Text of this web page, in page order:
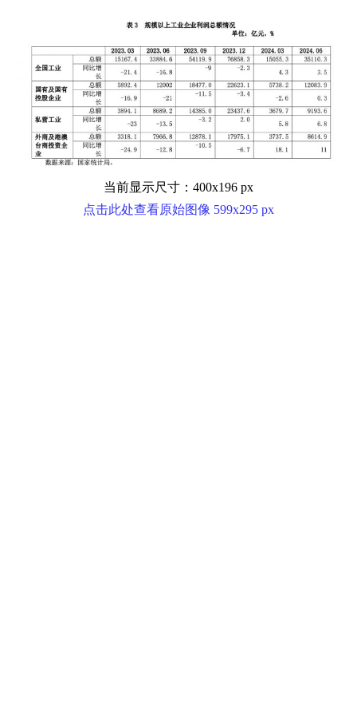
当前显示尺寸：400x196 px
点击此处查看原始图像 599x295 px